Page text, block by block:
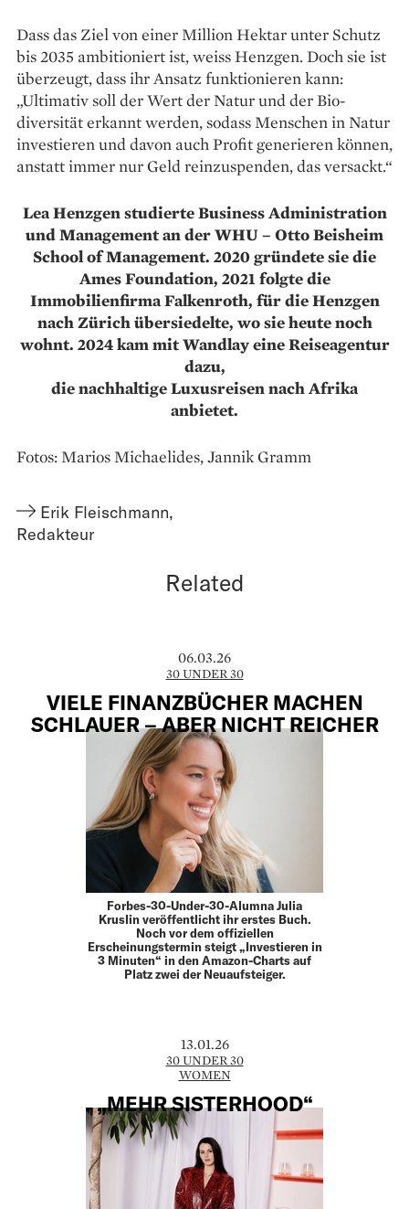
Dass das Ziel von einer Million Hektar unter Schutz
bis 2035 ambitioniert ist, weiss Henzgen. Doch sie ist
überzeugt, dass ihr Ansatz funktionieren kann:
„Ultimativ soll der Wert der Natur und der Bio­
diversität erkannt werden, sodass Menschen in Natur
investieren und davon auch Profit generieren können,
anstatt immer nur Geld rein­­zuspenden, das versackt.“
Lea Henzgen studierte Business Administration
und Management an der WHU – Otto Beisheim
School of Management. 2020 gründete sie die
Ames Foundation, 2021 folgte die
Immobilienfirma Falkenroth, für die Henzgen
nach Zürich übersiedelte, wo sie heute noch
wohnt. 2024 kam mit Wandlay eine Reiseagentur
dazu,
die nachhaltige Luxusreisen nach Afrika
anbietet.
Fotos: Marios Michaelides, Jannik Gramm
Erik Fleischmann,
Redakteur
Related
06.03.26
30 UNDER 30
VIELE FINANZBÜCHER MACHEN
SCHLAUER – ABER NICHT REICHER
Forbes-30-Under-30-Alumna Julia
Kruslin veröffentlicht ihr erstes Buch.
Noch vor dem offiziellen
Erscheinungstermin steigt „Investieren in
3 Minuten“ in den Amazon-Charts auf
Platz zwei der Neuaufsteiger.
13.01.26
30 UNDER 30
WOMEN
„MEHR SISTERHOOD“